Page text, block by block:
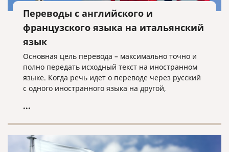
Переводы с английского и
французского языка на итальянский
язык
Основная цель перевода – максимально точно и
полно передать исходный текст на иностранном
языке. Когда речь идет о переводе через русский
с одного иностранного языка на другой,
...